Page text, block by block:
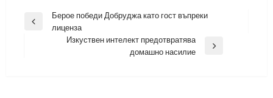
Навигация
Previous
Берое победи Добруджа като гост въпреки
лиценза
Изкуствен интелект предотвратява
домашно насилие